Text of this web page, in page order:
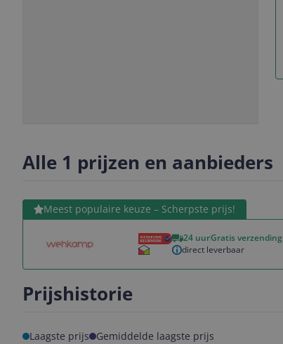
Alle 1 prijzen en aanbieders
Meest populaire keuze – Scherpste prijs!
24 uurGratis verzending
direct leverbaar
Bekijk product
Prijshistorie
Laagste prijs Gemiddelde laagste prijs